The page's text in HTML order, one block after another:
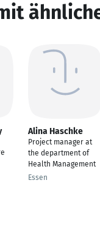
Alina Haschke
Project manager at
the department of
Health Management
Essen